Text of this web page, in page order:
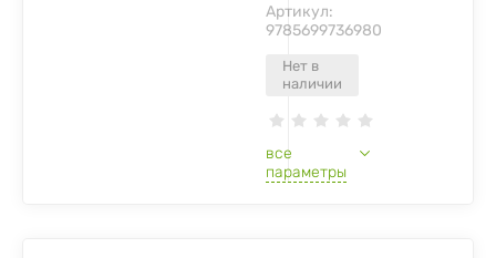
Нет в
наличии
Артикул:
9785699736980
все
параметры